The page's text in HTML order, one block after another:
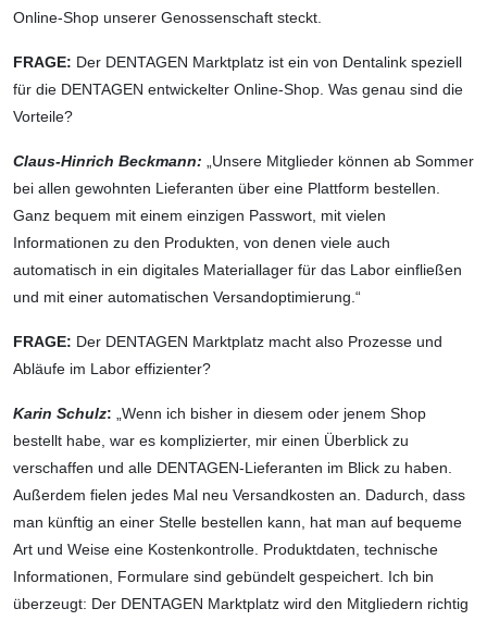
Online-Shop unserer Genossenschaft steckt.
FRAGE: Der DENTAGEN Marktplatz ist ein von Dentalink speziell
für die DENTAGEN entwickelter Online-Shop. Was genau sind die
Vorteile?
Claus-Hinrich Beckmann: „Unsere Mitglieder können ab Sommer
bei allen gewohnten Lieferanten über eine Plattform bestellen.
Ganz bequem mit einem einzigen Passwort, mit vielen
Informationen zu den Produkten, von denen viele auch
automatisch in ein digitales Materiallager für das Labor einfließen
und mit einer automatischen Versandoptimierung.“
FRAGE: Der DENTAGEN Marktplatz macht also Prozesse und
Abläufe im Labor effizienter?
Karin Schulz: „Wenn ich bisher in diesem oder jenem Shop
bestellt habe, war es komplizierter, mir einen Überblick zu
verschaffen und alle DENTAGEN-Lieferanten im Blick zu haben.
Außerdem fielen jedes Mal neu Versandkosten an. Dadurch, dass
man künftig an einer Stelle bestellen kann, hat man auf bequeme
Art und Weise eine Kostenkontrolle. Produktdaten, technische
Informationen, Formulare sind gebündelt gespeichert. Ich bin
überzeugt: Der DENTAGEN Marktplatz wird den Mitgliedern richtig